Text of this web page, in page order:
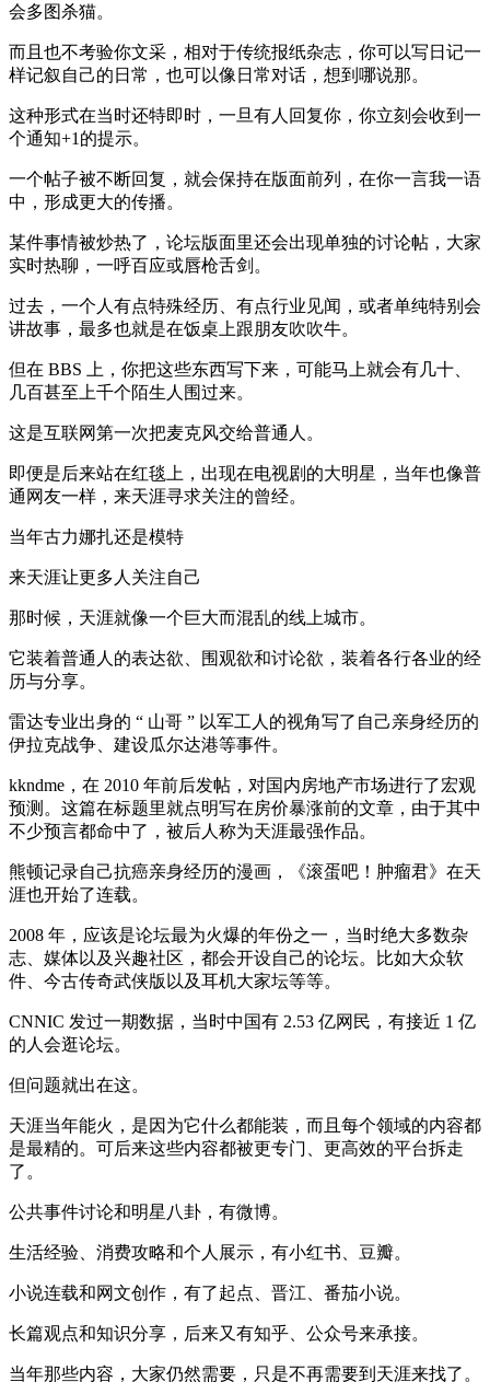
会多图杀猫。
而且也不考验你文采，相对于传统报纸杂志，你可以写日记一
样记叙自己的日常，也可以像日常对话，想到哪说那。
这种形式在当时还特即时，一旦有人回复你，你立刻会收到一
个通知+1的提示。
一个帖子被不断回复，就会保持在版面前列，在你一言我一语
中，形成更大的传播。
某件事情被炒热了，论坛版面里还会出现单独的讨论帖，大家
实时热聊，一呼百应或唇枪舌剑。
过去，一个人有点特殊经历、有点行业见闻，或者单纯特别会
讲故事，最多也就是在饭桌上跟朋友吹吹牛。
但在 BBS 上，你把这些东西写下来，可能马上就会有几十、
几百甚至上千个陌生人围过来。
这是互联网第一次把麦克风交给普通人。
即便是后来站在红毯上，出现在电视剧的大明星，当年也像普
通网友一样，来天涯寻求关注的曾经。
当年古力娜扎还是模特
来天涯让更多人关注自己
那时候，天涯就像一个巨大而混乱的线上城市。
它装着普通人的表达欲、围观欲和讨论欲，装着各行各业的经
历与分享。
雷达专业出身的 “ 山哥 ” 以军工人的视角写了自己亲身经历的
伊拉克战争、建设瓜尔达港等事件。
kkndme，在 2010 年前后发帖，对国内房地产市场进行了宏观
预测。这篇在标题里就点明写在房价暴涨前的文章，由于其中
不少预言都命中了，被后人称为天涯最强作品。
熊顿记录自己抗癌亲身经历的漫画，《滚蛋吧！肿瘤君》在天
涯也开始了连载。
2008 年，应该是论坛最为火爆的年份之一，当时绝大多数杂
志、媒体以及兴趣社区，都会开设自己的论坛。比如大众软
件、今古传奇武侠版以及耳机大家坛等等。
CNNIC 发过一期数据，当时中国有 2.53 亿网民，有接近 1 亿
的人会逛论坛。
但问题就出在这。
天涯当年能火，是因为它什么都能装，而且每个领域的内容都
是最精的。可后来这些内容都被更专门、更高效的平台拆走
了。
公共事件讨论和明星八卦，有微博。
生活经验、消费攻略和个人展示，有小红书、豆瓣。
小说连载和网文创作，有了起点、晋江、番茄小说。
长篇观点和知识分享，后来又有知乎、公众号来承接。
当年那些内容，大家仍然需要，只是不再需要到天涯来找了。